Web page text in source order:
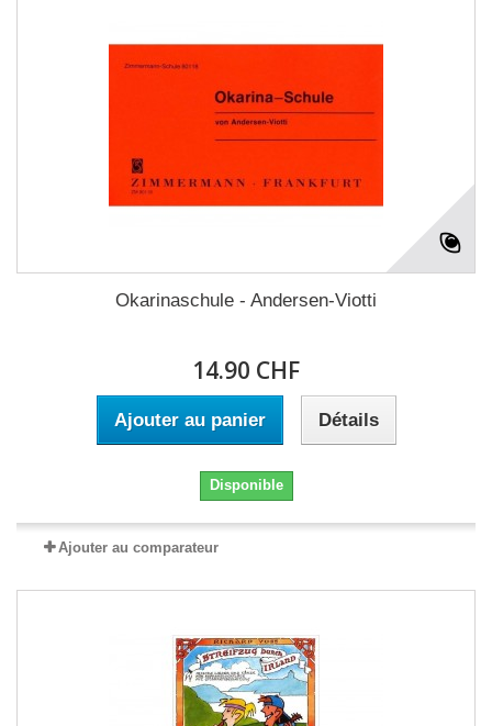
Okarinaschule - Andersen-Viotti
14.90 CHF
Ajouter au panier Détails
Disponible
Ajouter au comparateur